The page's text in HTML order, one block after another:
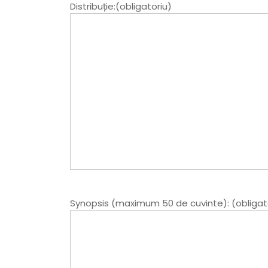
Distribuție:(obligatoriu)
Synopsis (maximum 50 de cuvinte):